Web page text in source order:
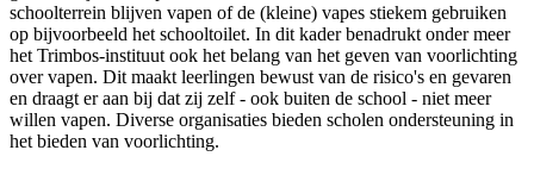
schoolterrein blijven vapen of de (kleine) vapes stiekem gebruiken
op bijvoorbeeld het schooltoilet. In dit kader benadrukt onder meer
het Trimbos-instituut ook het belang van het geven van voorlichting
over vapen. Dit maakt leerlingen bewust van de risico's en gevaren
en draagt er aan bij dat zij zelf - ook buiten de school - niet meer
willen vapen. Diverse organisaties bieden scholen ondersteuning in
het bieden van voorlichting.